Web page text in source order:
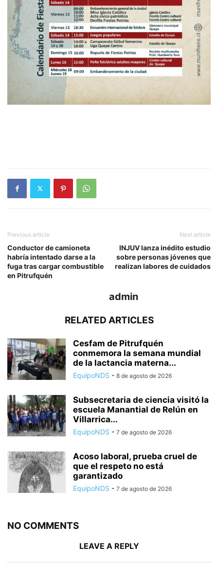
Previous article
Conductor de camioneta
habría intentado darse a la
fuga tras cargar combustible
en Pitrufquén
Next article
INJUV lanza inédito estudio
sobre personas jóvenes que
realizan labores de cuidados
admin
RELATED ARTICLES
Cesfam de Pitrufquén
conmemora la semana mundial
de la lactancia materna...
EquipoNDS - 8 de agosto de 2026
Subsecretaria de ciencia visitó la
escuela Manantial de Relún en
Villarrica...
EquipoNDS - 7 de agosto de 2026
Acoso laboral, prueba cruel de
que el respeto no está
garantizado
EquipoNDS - 7 de agosto de 2026
NO COMMENTS
LEAVE A REPLY